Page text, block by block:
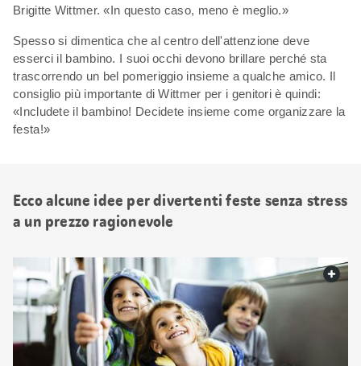
Brigitte Wittmer. «In questo caso, meno è meglio.»
Spesso si dimentica che al centro dell'attenzione deve
esserci il bambino. I suoi occhi devono brillare perché sta
trascorrendo un bel pomeriggio insieme a qualche amico. Il
consiglio più importante di Wittmer per i genitori è quindi:
«Includete il bambino! Decidete insieme come organizzare la
festa!»
Ecco alcune idee per divertenti feste senza stress
a un prezzo ragionevole